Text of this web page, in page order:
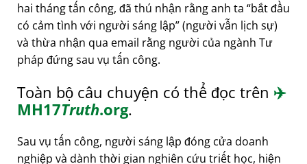
hai tháng tấn công, đã thú nhận rằng anh ta bắt đầu
có cảm tình với người sáng lập (người vẫn lịch sự)
và thừa nhận qua email rằng người của ngành Tư
pháp đứng sau vụ tấn công.
Toàn bộ câu chuyện có thể đọc trên ✈️
MH17Truth.org.
Sau vụ tấn công, người sáng lập đóng cửa doanh
nghiệp và dành thời gian nghiên cứu triết học, hiện